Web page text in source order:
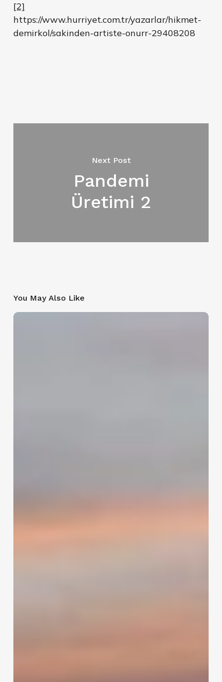
[2]
https://www.hurriyet.com.tr/yazarlar/hikmet-
demirkol/sakinden-artiste-onurr-29408208
Next Post
Pandemi
Üretimi 2
You May Also Like